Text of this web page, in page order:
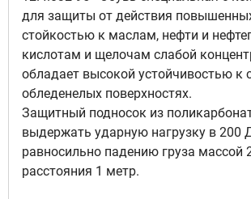
для защиты от действия
стойкостью к маслам, нефти и
кислотам и щелочам слабой
обладает высокой устойчивостью к
обледенелых поверхностях.
Защитный подносок из
выдержать ударную нагрузку в 200
равносильно падению груза массой
расстояния 1 метр.